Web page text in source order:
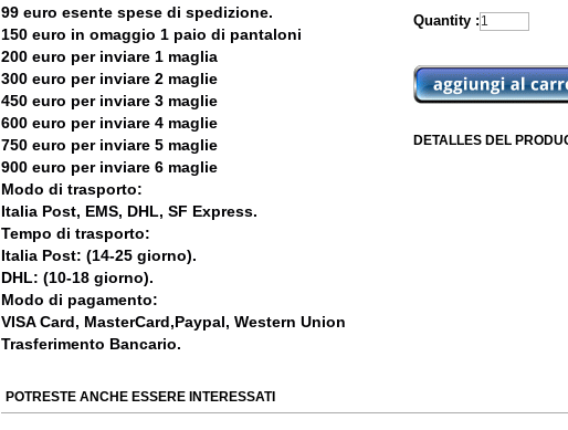
99 euro esente spese di spedizione.
150 euro in omaggio 1 paio di pantaloni
200 euro per inviare 1 maglia
300 euro per inviare 2 maglie
450 euro per inviare 3 maglie
600 euro per inviare 4 maglie
750 euro per inviare 5 maglie
900 euro per inviare 6 maglie
Modo di trasporto:
Italia Post, EMS, DHL, SF Express.
Tempo di trasporto:
Italia Post: (14-25 giorno).
DHL: (10-18 giorno).
Modo di pagamento:
VISA Card, MasterCard,Paypal, Western Union
Trasferimento Bancario.
Quantity :
DETALLES DEL
POTRESTE ANCHE ESSERE INTERESSATI